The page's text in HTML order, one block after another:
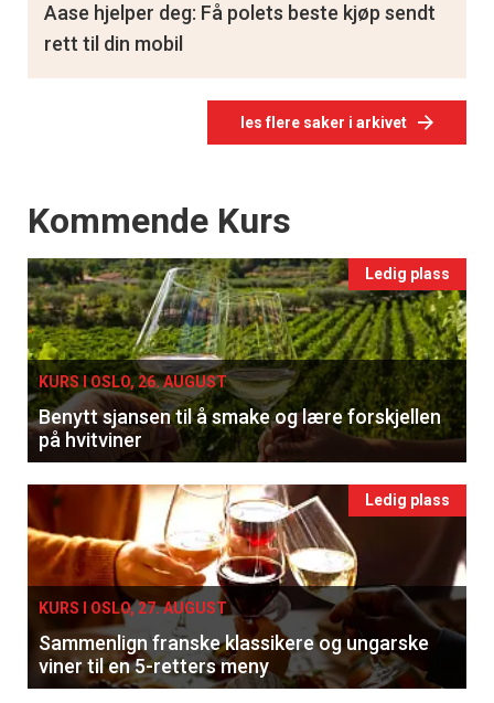
les flere saker i arkivet
Aase hjelper deg: Få polets beste kjøp sendt
rett til din mobil
Events
Kommende Kurs
Ledig plass
KURS I OSLO, 26. AUGUST
Benytt sjansen til å smake og lære forskjellen
på hvitviner
Ledig plass
KURS I OSLO, 27. AUGUST
Sammenlign franske klassikere og ungarske
viner til en 5-retters meny